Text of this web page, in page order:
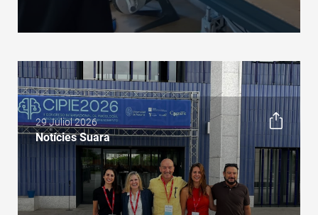
29 Juliol 2026
Notícies Suara